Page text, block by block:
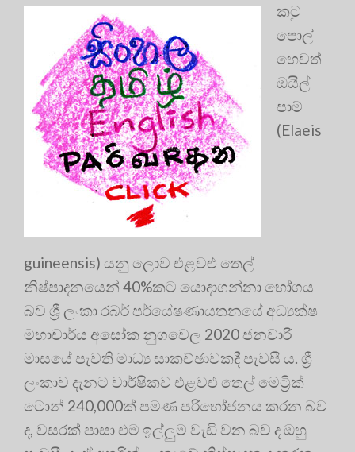
කටු
පොල්
හෙවත්
ඔයිල්
පාම්
(Elaeis
guineensis) යනු ලොව එළවළු තෙල්
නිෂ්පාදනයෙන් 40%කට යොදාගන්නා භෝගය
බව ශ්‍රී ලංකා රබර් පර්යේෂණායතනයේ අධ්‍යක්ෂ
මහාචාර්ය අසෝක නුගවෙල 2020 ජනවාරි
මාසයේ පැවති මාධ්‍ය සාකච්ඡාවකදී පැවසී ය. ශ්‍රී
ලංකාව දැනට වාර්ෂිකව එළවළු තෙල් මෙට්‍රික්
ටොන් 240,000ක් පමණ පරිභෝජනය කරන බව
ද, වසරක් පාසා එම ඉල්ලුම වැඩි වන බව ද ඔහු